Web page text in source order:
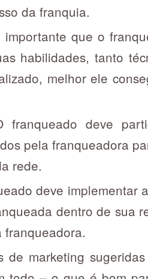
da franquia.
importante que o
habilidades, tanto
melhor ele
franqueado deve
pela franqueadora
rede.
deve implementar
dentro de sua
franqueadora.
de marketing